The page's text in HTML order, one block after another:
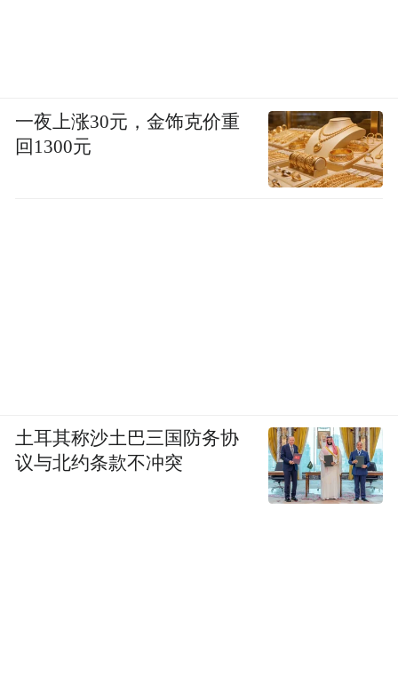
一夜上涨30元，金饰克价重
回1300元
土耳其称沙土巴三国防务协
议与北约条款不冲突